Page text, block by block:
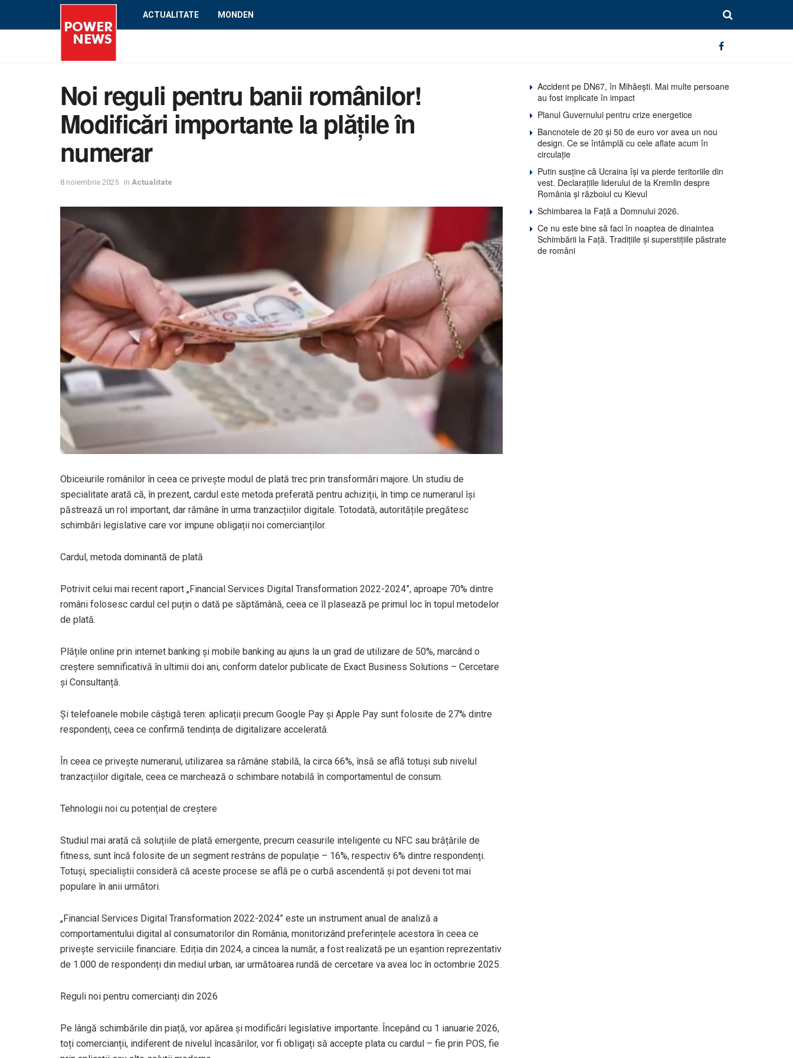
ACTUALITATE MONDEN
Noi reguli pentru banii românilor!
Modificări importante la plățile în
numerar
8 noiembrie 2025 in Actualitate
Obiceiurile românilor în ceea ce privește modul de plată trec prin transformări majore. Un studiu de
specialitate arată că, în prezent, cardul este metoda preferată pentru achiziții, în timp ce numerarul își
păstrează un rol important, dar rămâne în urma tranzacțiilor digitale. Totodată, autoritățile pregătesc
schimbări legislative care vor impune obligații noi comercianților.
Cardul, metoda dominantă de plată
Potrivit celui mai recent raport „Financial Services Digital Transformation 2022-2024”, aproape 70% dintre
români folosesc cardul cel puțin o dată pe săptămână, ceea ce îl plasează pe primul loc în topul metodelor
de plată.
Plățile online prin internet banking și mobile banking au ajuns la un grad de utilizare de 50%, marcând o
creștere semnificativă în ultimii doi ani, conform datelor publicate de Exact Business Solutions – Cercetare
și Consultanță.
Și telefoanele mobile câștigă teren: aplicații precum Google Pay și Apple Pay sunt folosite de 27% dintre
respondenți, ceea ce confirmă tendința de digitalizare accelerată.
În ceea ce privește numerarul, utilizarea sa rămâne stabilă, la circa 66%, însă se află totuși sub nivelul
tranzacțiilor digitale, ceea ce marchează o schimbare notabilă în comportamentul de consum.
Tehnologii noi cu potențial de creștere
Studiul mai arată că soluțiile de plată emergente, precum ceasurile inteligente cu NFC sau brățările de
fitness, sunt încă folosite de un segment restrâns de populație – 16%, respectiv 6% dintre respondenți.
Totuși, specialiștii consideră că aceste procese se află pe o curbă ascendentă și pot deveni tot mai
populare în anii următori.
„Financial Services Digital Transformation 2022-2024” este un instrument anual de analiză a
comportamentului digital al consumatorilor din România, monitorizând preferințele acestora în ceea ce
privește serviciile financiare. Ediția din 2024, a cincea la număr, a fost realizată pe un eșantion reprezentativ
de 1.000 de respondenți din mediul urban, iar următoarea rundă de cercetare va avea loc în octombrie 2025.
Reguli noi pentru comercianți din 2026
Pe lângă schimbările din piață, vor apărea și modificări legislative importante. Începând cu 1 ianuarie 2026,
toți comercianții, indiferent de nivelul încasărilor, vor fi obligați să accepte plata cu cardul – fie prin POS, fie
Accident pe DN67, în Mihăești. Mai multe persoane
au fost implicate în impact
Planul Guvernului pentru crize energetice
Bancnotele de 20 și 50 de euro vor avea un nou
design. Ce se întâmplă cu cele aflate acum în
circulație
Putin susține că Ucraina își va pierde teritoriile din
vest. Declarațiile liderului de la Kremlin despre
România și războiul cu Kievul
Schimbarea la Față a Domnului 2026.
Ce nu este bine să faci în noaptea de dinaintea
Schimbării la Față. Tradițiile și superstițiile păstrate
de români